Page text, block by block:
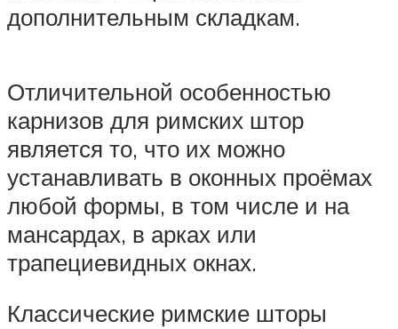
дополнительным складкам.
Отличительной особенностью
карнизов для римских штор
является то, что их можно
устанавливать в оконных проёмах
любой формы, в том числе и на
мансардах, в арках или
трапециевидных окнах.
Классические римские шторы